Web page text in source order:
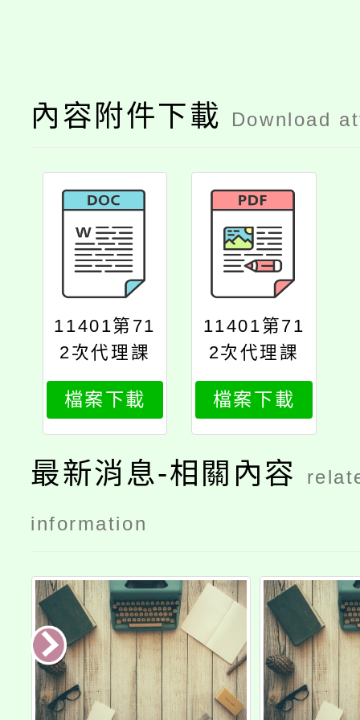
內容附件下載 Download
11401第71
2次代理課
教師甄選簡
章公告版修
檔案下載
11401第71
2次代理課
教師甄選簡
章公告版修
檔案下載
最新消息-相關內容
information